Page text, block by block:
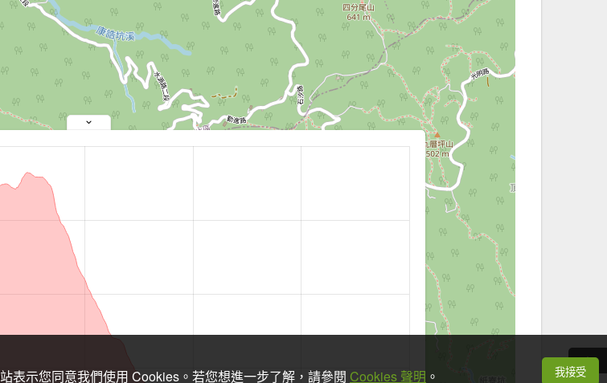
表示您同意我們使用 Cookies。若您想進一步了解，請參閱 Cookies 聲明 。 我接受